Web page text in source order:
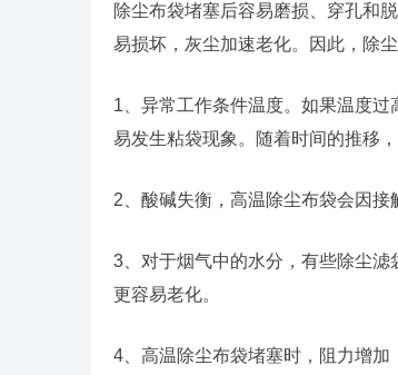
除尘布袋堵塞后容易磨损、穿孔和
易损坏，灰尘加速老化。因此，除
1、异常工作条件温度。如果温度
易发生粘袋现象。随着时间的推移
2、酸碱失衡，高温除尘布袋会因
3、对于烟气中的水分，有些除尘
更容易老化。
4、高温除尘布袋堵塞时，阻力增